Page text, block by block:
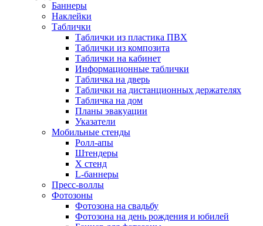
Баннеры
Наклейки
Таблички
Таблички из пластика ПВХ
Таблички из композита
Таблички на кабинет
Информационные таблички
Табличка на дверь
Таблички на дистанционных держателях
Табличка на дом
Планы эвакуации
Указатели
Мобильные стенды
Ролл-апы
Штендеры
Х стенд
L-баннеры
Пресс-воллы
Фотозоны
Фотозона на свадьбу
Фотозона на день рождения и юбилей